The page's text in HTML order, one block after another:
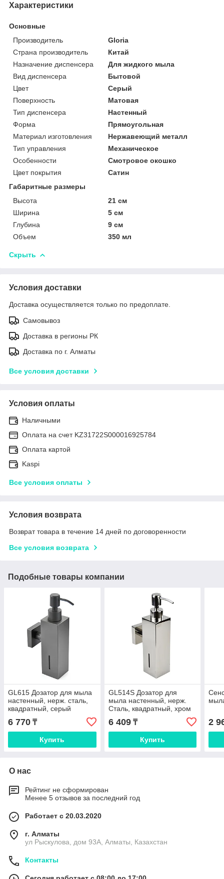
Характеристики
Основные
Производитель
Gloria
Страна производитель
Китай
Назначение диспенсера
Для жидкого мыла
Вид диспенсера
Бытовой
Цвет
Серый
Поверхность
Матовая
Тип диспенсера
Настенный
Форма
Прямоугольная
Материал изготовления
Нержавеющий металл
Тип управления
Механическое
Особенности
Смотровое окошко
Цвет покрытия
Сатин
Габаритные размеры
Высота
21 см
Ширина
5 см
Глубина
9 см
Объем
350 мл
Скрыть
Условия доставки
Доставка осуществляется только по предоплате.
Самовывоз
Доставка в регионы РК
Доставка по г. Алматы
Все условия доставки
Условия оплаты
Наличными
Оплата на счет KZ31722S000016925784
Оплата картой
Kaspi
Все условия оплаты
Условия возврата
Возврат товара в течение 14 дней по договоренности
Все условия возврата
Подобные товары компании
GL615 Дозатор для мыла
настенный, нерж. cталь,
квадратный, серый
6 770 ₸
Купить
GL514S Дозатор для
мыла настенный, нерж.
Сталь, квадратный, хром
6 409₸
Купить
2
О нас
Рейтинг не сформирован
Менее 5 отзывов за последний год
Работает с 20.03.2020
г. Алматы
ул Рыскулова, дом 93А, Алматы, Казахстан
Контакты